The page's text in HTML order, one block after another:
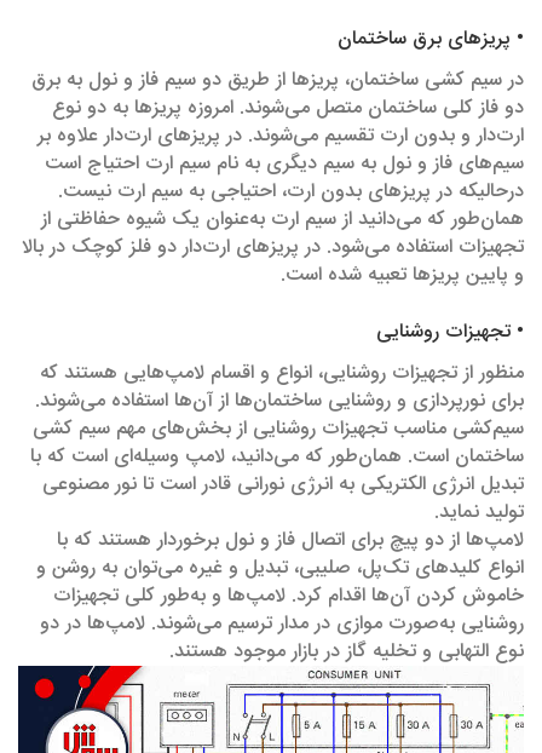
• پریزهای برق ساختمان
در سیم‌ کشی ساختمان، پریزها از طریق دو سیم فاز و نول به برق
دو فاز کلی ساختمان متصل می‌شوند. امروزه پریزها به دو نوع
ارت‌دار و بدون ارت تقسیم می‌شوند. در پریزهای ارت‌دار علاوه بر
سیم‌های فاز و نول به سیم دیگری به نام سیم ارت احتیاج است
درحالیکه در پریزهای بدون ارت، احتیاجی به سیم ارت نیست.
همان‌طور که می‌دانید از سیم ارت به‌عنوان یک شیوه حفاظتی از
تجهیزات استفاده می‌شود. در پریزهای ارت‌دار دو فلز کوچک در بالا
و پایین پریزها تعبیه‌ شده است.
• تجهیزات روشنایی
منظور از تجهیزات روشنایی، انواع و اقسام لامپ‌هایی هستند که
برای نورپردازی و روشنایی ساختمان‌ها از آن‌ها استفاده می‌شوند.
سیم‌کشی مناسب تجهیزات روشنایی از بخش‌های مهم سیم ‌کشی
ساختمان است. همان‌طور که می‌دانید، لامپ وسیله‌ای است که با
تبدیل انرژی الکتریکی به انرژی نورانی قادر است تا نور مصنوعی
تولید نماید.
لامپ‌ها از دو پیچ برای اتصال فاز و نول برخوردار هستند که با
انواع کلیدهای تک‌پل، صلیبی، تبدیل و غیره می‌توان به روشن و
خاموش کردن آن‌ها اقدام کرد. لامپ‌ها و به‌طور کلی تجهیزات
روشنایی به‌صورت موازی در مدار ترسیم می‌شوند. لامپ‌ها در دو
نوع التهابی و تخلیه گاز در بازار موجود هستند.